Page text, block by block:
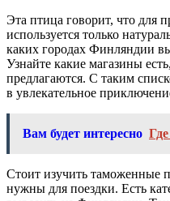
Эта птица говорит, что для
используется только
каких городах Финляндии
Узнайте какие магазины
предлагаются. С таким
в увлекательное
Вам будет интересно
Стоит изучить таможенные
нужны для поездки. Есть